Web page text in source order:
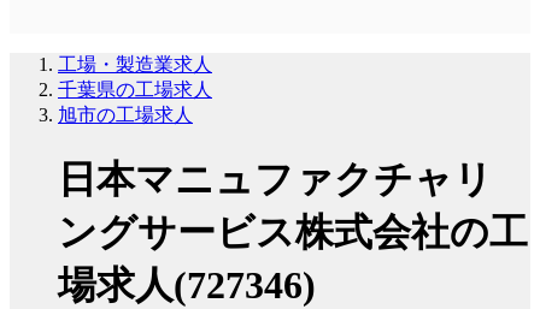
工場・製造業求人
千葉県の工場求人
旭市の工場求人
日本マニュファクチャリ
ングサービス株式会社の工
場求人(727346)